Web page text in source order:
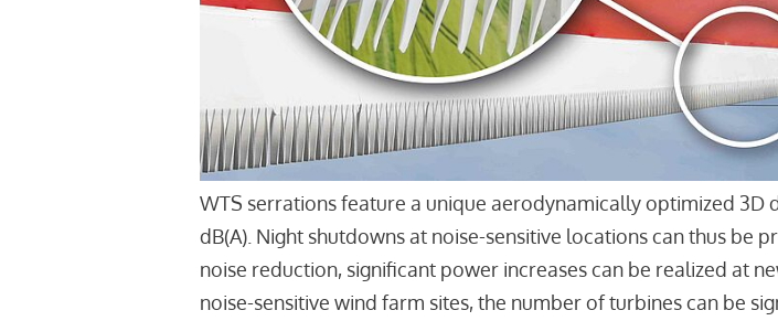
WTS serrations feature a unique aerodynamically optimized
dB(A). Night shutdowns at noise-sensitive locations can thus be
noise reduction, significant power increases can be realized at
noise-sensitive wind farm sites, the number of turbines can be